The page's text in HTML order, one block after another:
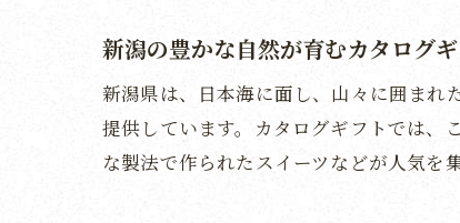
新潟の豊かな自然が育むカタログ
新潟県は、日本海に面し、山々に囲まれ
提供しています。カタログギフトでは、
な製法で作られたスイーツなどが人気を